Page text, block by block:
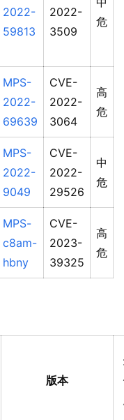
2022-
59813
2022-
3509
危
MPS-
2022-
69639
CVE-
2022-
3064
高
危
MPS-
2022-
9049
CVE-
2022-
29526
中
危
MPS-
c8am-
hbny
CVE-
2023-
39325
高
危
版本